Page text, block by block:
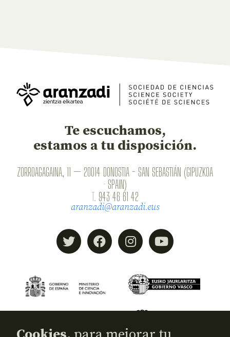
Te escuchamos,
estamos a tu disposición.
ZORROAGAGAINA, 11 — 20014 DONOSTIA - SAN SEBASTIÁN (GIPUZKOA
· SPAIN)
T. 943 46 61 42
aranzadi@aranzadi.eus